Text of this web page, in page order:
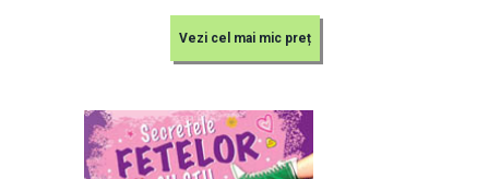
Vezi cel mai mic preț